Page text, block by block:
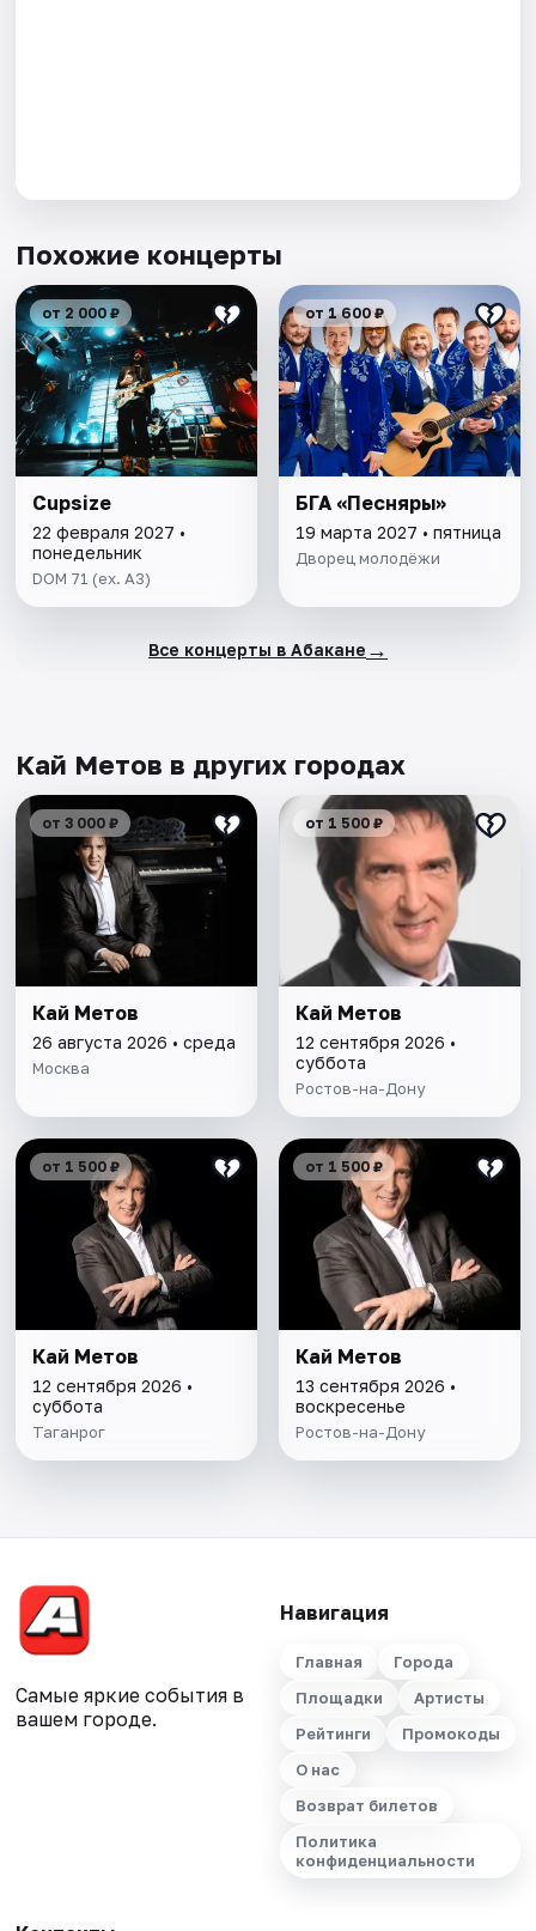
Похожие концерты
от 2 000 ₽
Cupsize
22 февраля 2027 •
понедельник
DOM 71 (ex. A3)
от 1 600 ₽
БГА «Песняры»
19 марта 2027 • пятница
Дворец молодёжи
Все концерты в Абакане →
Кай Метов в других городах
от 3 000 ₽
Кай Метов
26 августа 2026 • среда
Москва
от 1 500 ₽
Кай Метов
12 сентября 2026 •
суббота
Ростов-на-Дону
от 1 500 ₽
Кай Метов
12 сентября 2026 •
суббота
Таганрог
от 1 500 ₽
Кай Метов
13 сентября 2026 •
воскресенье
Ростов-на-Дону
Самые яркие события в
вашем городе.
Навигация
Главная
Города
Площадки
Артисты
Рейтинги
Промокоды
О нас
Возврат билетов
Политика
конфиденциальности